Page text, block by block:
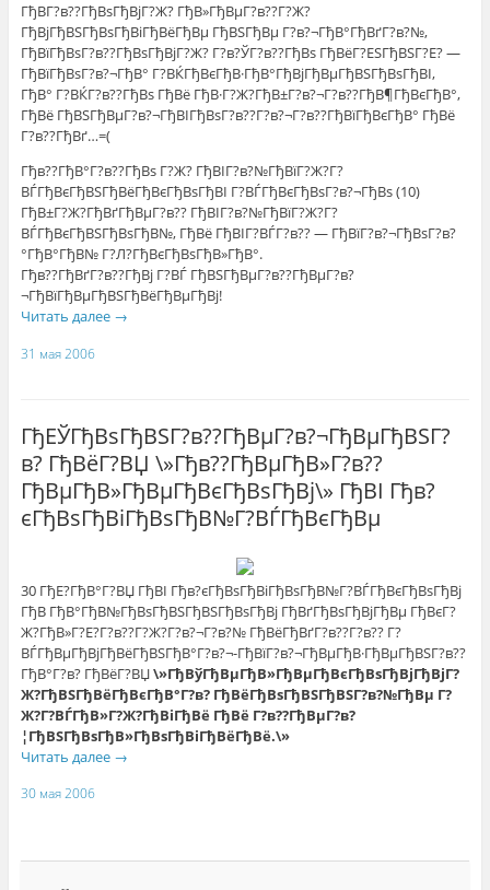
ГђВ­Г?в??ГђВѕГђВјГ?Ж? ГђВ»ГђВµГ?в??Г?Ж?
ГђВјГђВЅГђВѕГђВіГђВёГђВµ ГђВЅГђВµ Г?в?¬ГђВ°ГђВґГ?в?№,
ГђВїГђВѕГ?в??ГђВѕГђВјГ?Ж? Г?в?ЎГ?в??ГђВѕ ГђВёГ?ЕЅГђВЅГ?Е? —
ГђВїГђВѕГ?в?¬ГђВ° Г?ВЌГђВєГђВ·ГђВ°ГђВјГђВµГђВЅГђВѕГђВІ,
ГђВ° Г?ВЌГ?в??ГђВѕ ГђВё ГђВ·Г?Ж?ГђВ±Г?в?¬Г?в??ГђВ¶ГђВєГђВ°,
ГђВё ГђВЅГђВµГ?в?¬ГђВІГђВѕГ?в??Г?в?¬Г?в??ГђВїГђВєГђВ° ГђВё
Г?в??ГђВґ…=(
Гђв??ГђВ°Г?в??ГђВѕ Г?Ж? ГђВІГ?в?№ГђВїГ?Ж?Г?
ВЃГђВєГђВЅГђВёГђВєГђВѕГђВІ Г?ВЃГђВєГђВѕГ?в?¬ГђВѕ (10)
ГђВ±Г?Ж?ГђВґГђВµГ?в?? ГђВІГ?в?№ГђВїГ?Ж?Г?
ВЃГђВєГђВЅГђВѕГђВ№, ГђВё ГђВІГ?ВЃГ?в?? — ГђВїГ?в?¬ГђВѕГ?в?
°ГђВ°ГђВ№ Г?Л?ГђВєГђВѕГђВ»ГђВ°.
Гђв??ГђВґГ?в??ГђВј Г?ВЃ ГђВЅГђВµГ?в??ГђВµГ?в?
¬ГђВїГђВµГђВЅГђВёГђВµГђВј!
Читать далее →
31 мая 2006
ГђЕЎГђВѕГђВЅГ?в??ГђВµГ?в?¬ГђВµГђВЅГ?
в? ГђВёГ?ВЏ \»Гђв??ГђВµГђВ»Г?в??
ГђВµГђВ»ГђВµГђВєГђВѕГђВј\» ГђВІ Гђв?
єГђВѕГђВіГђВѕГђВ№Г?ВЃГђВєГђВµ
30 ГђЕ?ГђВ°Г?ВЏ ГђВІ Гђв?єГђВѕГђВіГђВѕГђВ№Г?ВЃГђВєГђВѕГђВј
ГђВ ГђВ°ГђВ№ГђВѕГђВЅГђВЅГђВѕГђВј ГђВґГђВѕГђВјГђВµ ГђВєГ?
Ж?ГђВ»Г?Е?Г?в??Г?Ж?Г?в?¬Г?в?№ ГђВёГђВґГ?в??Г?в?? Г?
ВЃГђВµГђВјГђВёГђВЅГђВ°Г?в?¬-ГђВїГ?в?¬ГђВµГђВ·ГђВµГђВЅГ?в??
ГђВ°Г?в? ГђВёГ?ВЏ\»ГђВўГђВµГђВ»ГђВµГђВєГђВѕГђВјГђВјГ?
Ж?ГђВЅГђВёГђВєГђВ°Г?в? ГђВёГђВѕГђВЅГђВЅГ?в?№ГђВµ Г?
Ж?Г?ВЃГђВ»Г?Ж?ГђВіГђВё ГђВё Г?в??ГђВµГ?в?
¦ГђВЅГђВѕГђВ»ГђВѕГђВіГђВёГђВё.\»
Читать далее →
30 мая 2006